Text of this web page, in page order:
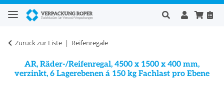
Zurück zur Liste Reifenregale
AR, Räder-/Reifenregal, 4500 x 1500 x 400 mm,
verzinkt, 6 Lagerebenen á 150 kg Fachlast pro Ebene